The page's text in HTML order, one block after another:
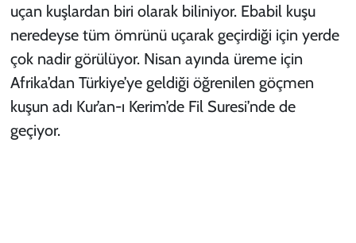
uçan kuşlardan biri olarak biliniyor. Ebabil kuşu
neredeyse tüm ömrünü uçarak geçirdiği için yerde
çok nadir görülüyor. Nisan ayında üreme için
Afrika’dan Türkiye’ye geldiği öğrenilen göçmen
kuşun adı Kur’an-ı Kerim’de Fil Suresi’nde de
geçiyor.